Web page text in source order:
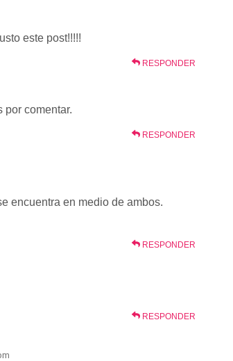
este post!!!!!
RESPONDER
por comentar.
RESPONDER
encuentra en medio de ambos.
RESPONDER
RESPONDER